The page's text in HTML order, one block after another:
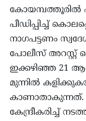
കോയമ്പത്തൂരിൽ
പീഡിപ്പിച്ച്
നാഗപട്ടണം
പോലീസ് അറസ്റ്റ്
ഇക്കഴിഞ്ഞ 21
മുന്നിൽ
കാണാതാകുന്നത്.
കേന്ദ്രീകരിച്ച്